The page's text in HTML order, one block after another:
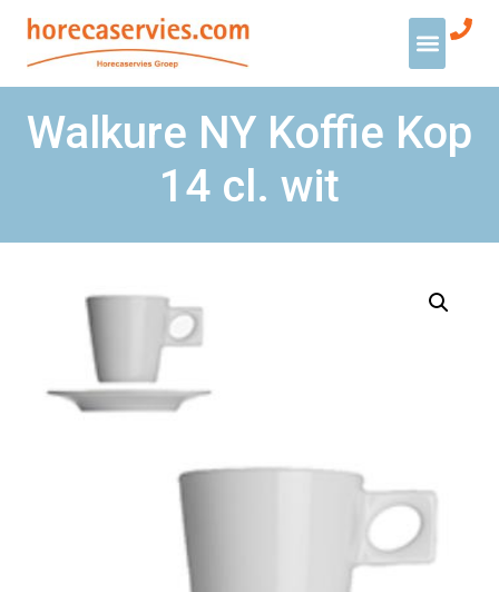
Walkure NY Koffie Kop
14 cl. wit